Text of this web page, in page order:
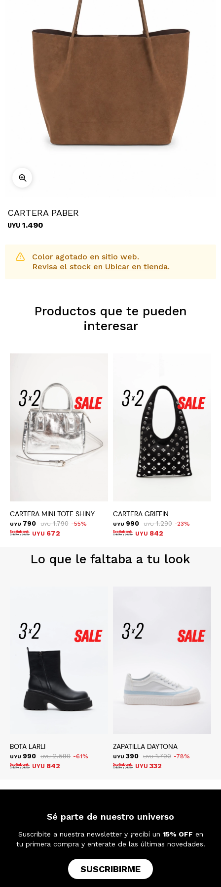
CARTERA PABER
UYU 1.490
Color agotado en sitio web.
Revisa el stock en Ubicar en tienda.
Productos que te pueden
interesar
CARTERA MINI TOTE SHINY
UYU 790 UYU 1.790 55
UYU 672
CARTERA GRIFFIN
UYU 990 UYU 1.290 23
UYU 842
Lo que le faltaba a tu look
BOTA LARLI
UYU 990 UYU 2.590 61
UYU 842
ZAPATILLA DAYTONA
UYU 390 UYU 1.790 78
UYU 332
Sé parte de nuestro universo
Suscribite a nuestra newsletter y ¡recibí un 15% OFF en
tu primera compra y enterate de las últimas novedades!
SUSCRIBIRME